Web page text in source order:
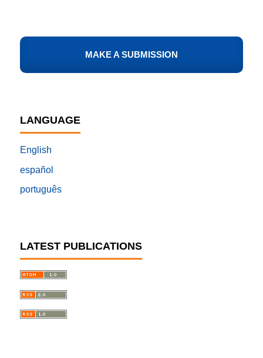
MAKE A SUBMISSION
LANGUAGE
English
español
português
LATEST PUBLICATIONS